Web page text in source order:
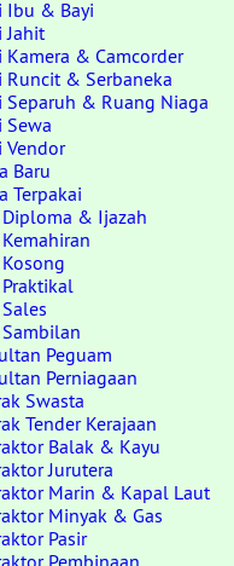
Ibu & Bayi
Jahit
Kamera & Camcorder
Runcit & Serbaneka
Separuh & Ruang Niaga
Sewa
Vendor
Baru
Terpakai
Diploma & Ijazah
Peguam
Perniagaan
Swasta
Tender Kerajaan
Balak & Kayu
Jurutera
Marin & Kapal Laut
Minyak & Gas
Pasir
Pembinaan